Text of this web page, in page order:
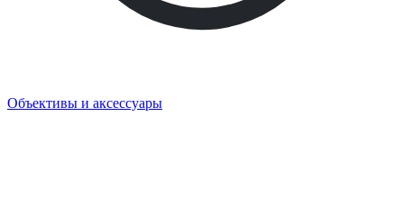
Объективы и аксессуары